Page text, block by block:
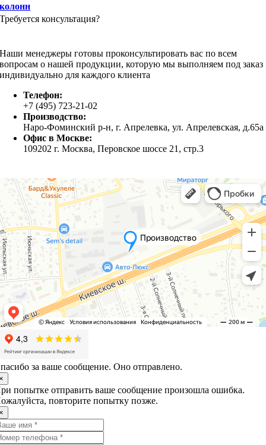
колонн
Требуется консультация?
Наши менеджеры готовы проконсультировать вас по всем
вопросам о нашей продукции, которую мы выполняем под заказ
индивидуально для каждого клиента
Телефон:
+7 (495) 723-21-02
Производство:
Наро-Фоминский р-н, г. Апрелевка, ул. Апрелевская, д.65а
Офис в Москве:
109202 г. Москва, Перовское шоссе 21, стр.3
за ваше сообщение. Оно отправлено.
попытке отправить ваше сообщение произошла ошибка.
повторите попытку позже.